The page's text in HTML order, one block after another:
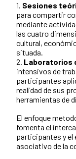
1. Sesiones
para compartir
mediante
las cuatro
cultural,
situada.
2. Laboratorios
intensivos de
participantes
realidad de sus
herramientas de
El enfoque
fomenta el
participantes y el
asociativo de la